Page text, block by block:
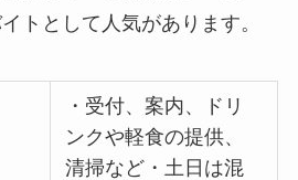
トとして人気があります。
・受付、案内、ドリ
ンクや軽食の提供、
清掃など・土日は混